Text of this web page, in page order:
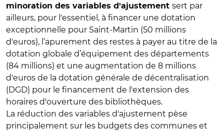
minoration des variables d'ajustement sert par
ailleurs, pour l'essentiel, à financer une dotation
exceptionnelle pour Saint-Martin (50 millions
d'euros), l’apurement des restes à payer au titre de la
dotation globale d’équipement des départements
(84 millions) et une augmentation de 8 millions
d'euros de la dotation générale de décentralisation
(DGD) pour le financement de l'extension des
horaires d'ouverture des bibliothèques.
La réduction des variables d'ajustement pèse
principalement sur les budgets des communes et